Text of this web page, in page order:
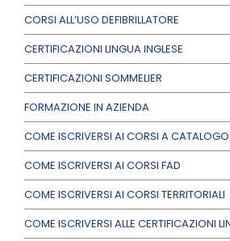
CORSI ALL’USO DEFIBRILLATORE
CERTIFICAZIONI LINGUA INGLESE
CERTIFICAZIONI SOMMELIER
FORMAZIONE IN AZIENDA
COME ISCRIVERSI AI CORSI A CATALOGO
COME ISCRIVERSI AI CORSI FAD
COME ISCRIVERSI AI CORSI TERRITORIALI
COME ISCRIVERSI ALLE CERTIFICAZIONI